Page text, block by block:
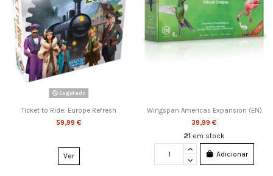
Esgotado
Ticket to Ride: Europe Refresh
59,99 €
Ver
Wingspan Americas Expansion (EN)
39,99 €
21 em stock
Adicionar